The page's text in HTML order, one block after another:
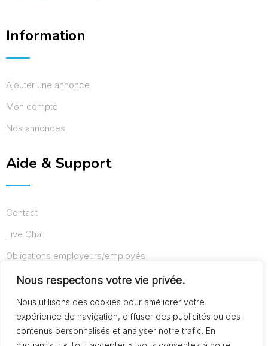
Nous respectons votre vie privée.
Nous utilisons des cookies pour améliorer votre
expérience de navigation, diffuser des publicités ou des
contenus personnalisés et analyser notre trafic. En
Information
Ajouter une annonce
Mon compte
Nos annonces
Aide & Support
Contact
Live Chat
Obligations employeurs/employés
Conditions d’utilisation
Mentions légales